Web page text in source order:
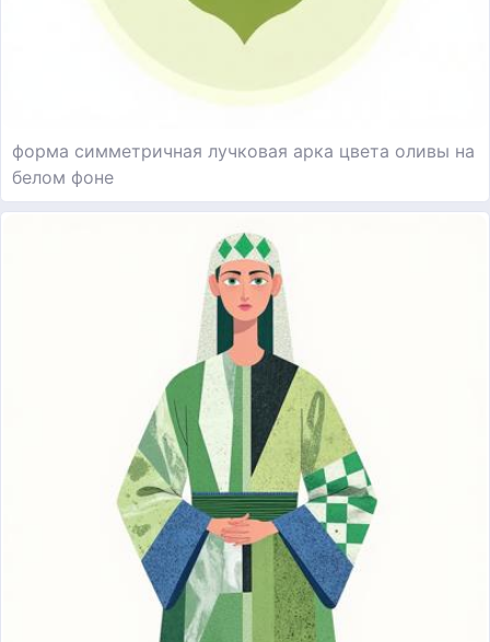
форма симметричная лучковая арка цвета оливы на
белом фоне